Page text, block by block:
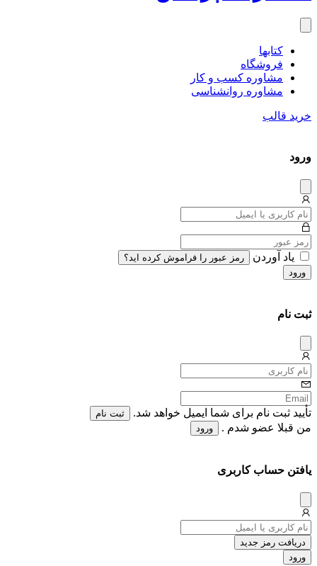
کتاب‎ها
فروشگاه
مشاوره کسب و کار
مشاوره روان‎شناسی
خرید قالب
ورود
میس
یاد آوردن
رمز عبور را فراموش کرده اید؟
ورود
ثبت نام
میس
تأیید ثبت نام برای شما ایمیل خواهد شد. ثبت نام
من قبلا عضو شدم . ورود
یافتن حساب کاربری
میس
دریافت رمز جدید
ورود